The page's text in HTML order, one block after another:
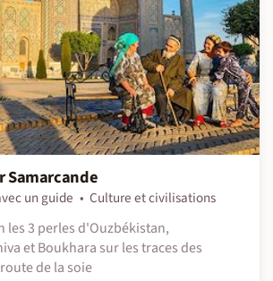
Samarcande
un guide
Culture et civilisations
les 3 perles d'Ouzbékistan,
et Boukhara sur les traces des
de la soie